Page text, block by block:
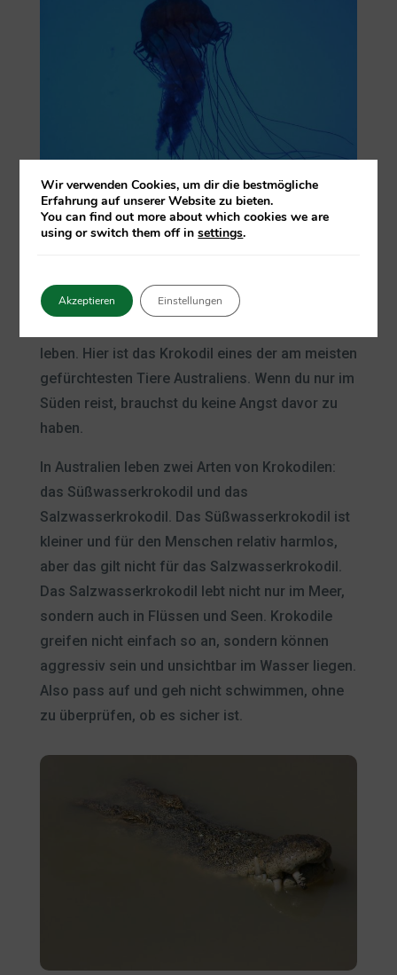
Würfelquallen (Cubozoa)
Nordaustralien wird auchCrocodile Country
leben. Hier ist das Krokodil eines der am meisten
gefürchtesten Tiere Australiens. Wenn du nur im
Süden reist, brauchst du keine Angst davor zu
haben.
In Australien leben zwei Arten von Krokodilen:
das Süßwasserkrokodil und das
Salzwasserkrokodil. Das Süßwasserkrokodil ist
kleiner und für den Menschen relativ harmlos,
aber das gilt nicht für das Salzwasserkrokodil.
Das Salzwasserkrokodil lebt nicht nur im Meer,
sondern auch in Flüssen und Seen. Krokodile
greifen nicht einfach so an, sondern können
aggressiv sein und unsichtbar im Wasser liegen.
Also pass auf und geh nicht schwimmen, ohne
zu überprüfen, ob es sicher ist.
Wir verwenden Cookies, um dir die bestmögliche
Erfahrung auf unserer Website zu bieten.
You can find out more about which cookies we are
using or switch them off insettings.
Akzeptieren Einstellungen